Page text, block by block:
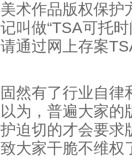
美术作品版权保护
记叫做“TSA可托
请通过网上存案
固然有了行业自
以为，普遍大家的
护迫切的才会要求
致大家干脆不维权